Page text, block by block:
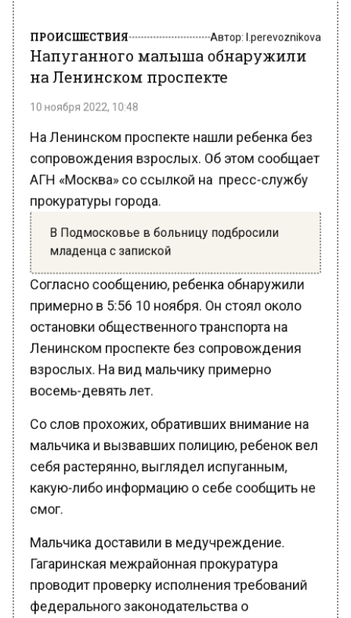
Напуганного малыша обнаружили
на Ленинском проспекте
сопровождения взрослых. Об этом сообщает
АГН «Москва» со ссылкой на пресс-службу
прокуратуры города.
младенца с запиской
Согласно сообщению, ребенка обнаружили
примерно в 5:56 10 ноября. Он стоял около
остановки общественного транспорта на
Ленинском проспекте без сопровождения
взрослых. На вид мальчику примерно
восемь-девять лет.
Со слов прохожих, обративших внимание на
мальчика и вызвавших полицию, ребенок вел
себя растерянно, выглядел испуганным,
какую-либо информацию о себе сообщить не
смог.
Мальчика доставили в медучреждение.
Гагаринская межрайонная прокуратура
проводит проверку исполнения требований
федерального законодательства о